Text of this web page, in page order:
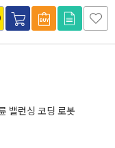
밸런싱 코딩 로봇